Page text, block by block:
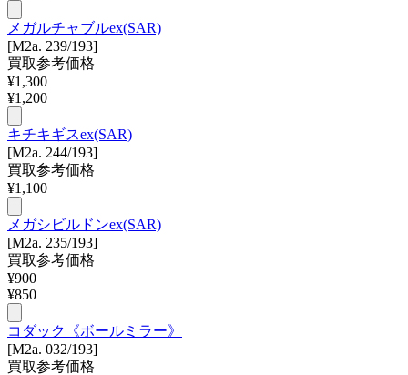
メガルチャブルex(SAR)
[M2a. 239/193]
買取参考価格
¥1,300
¥1,200
キチキギスex(SAR)
[M2a. 244/193]
買取参考価格
¥1,100
メガシビルドンex(SAR)
[M2a. 235/193]
買取参考価格
¥900
¥850
コダック《ボールミラー》
[M2a. 032/193]
買取参考価格